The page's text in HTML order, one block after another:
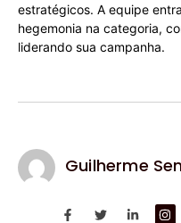
estratégicos. A equipe
hegemonia na categoria,
liderando sua campanha.
Guilherme